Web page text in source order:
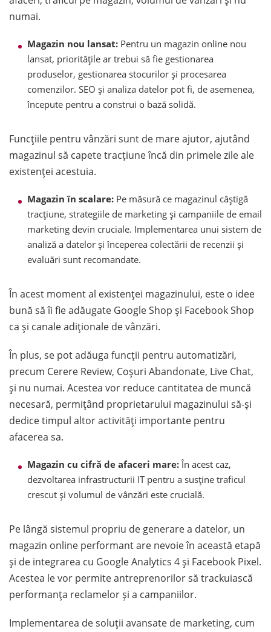
numai.
Magazin nou lansat: Pentru un magazin online nou
lansat, prioritățile ar trebui să fie gestionarea
produselor, gestionarea stocurilor și procesarea
comenzilor. SEO și analiza datelor pot fi, de asemenea,
începute pentru a construi o bază solidă.
Funcțiile pentru vânzări sunt de mare ajutor, ajutând
magazinul să capete tracțiune încă din primele zile ale
existenței acestuia.
Magazin în scalare: Pe măsură ce magazinul câștigă
tracțiune, strategiile de marketing și campaniile de email
marketing devin cruciale. Implementarea unui sistem de
analiză a datelor și începerea colectării de recenzii și
evaluări sunt recomandate.
În acest moment al existenței magazinului, este o idee
bună să îi fie adăugate Google Shop și Facebook Shop
ca și canale adiționale de vânzări.
În plus, se pot adăuga funcții pentru automatizări,
precum Cerere Review, Coșuri Abandonate, Live Chat,
și nu numai. Acestea vor reduce cantitatea de muncă
necesară, permițând proprietarului magazinului să-și
dedice timpul altor activități importante pentru
afacerea sa.
Magazin cu cifră de afaceri mare:În acest caz,
dezvoltarea infrastructurii IT pentru a susține traficul
crescut și volumul de vânzări este crucială.
Pe lângă sistemul propriu de generare a datelor, un
magazin online performant are nevoie în această etapă
și de integrarea cu Google Analytics 4 și Facebook Pixel.
Acestea le vor permite antreprenorilor să trackuiască
performanța reclamelor și a campaniilor.
Implementarea de soluții avansate de marketing, cum